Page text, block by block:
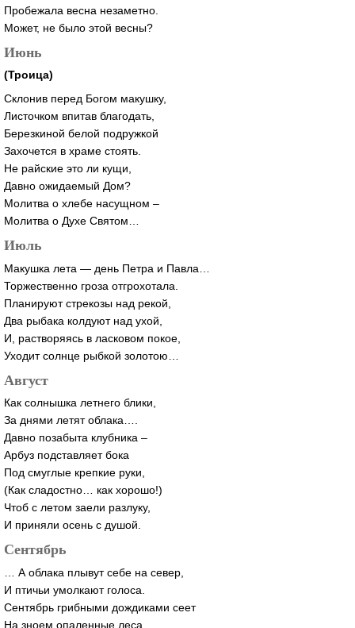
Пробежала весна незаметно.
Может, не было этой весны?
Июнь
(Троица)
Склонив перед Богом макушку,
Листочком впитав благодать,
Березкиной белой подружкой
Захочется в храме стоять.
Не райские это ли кущи,
Давно ожидаемый Дом?
Молитва о хлебе насущном –
Молитва о Духе Святом…
Июль
Макушка лета — день Петра и Павла…
Торжественно гроза отгрохотала.
Планируют стрекозы над рекой,
Два рыбака колдуют над ухой,
И, растворяясь в ласковом покое,
Уходит солнце рыбкой золотою…
Август
Как солнышка летнего блики,
За днями летят облака….
Давно позабыта клубника –
Арбуз подставляет бока
Под смуглые крепкие руки,
(Как сладостно… как хорошо!)
Чтоб с летом заели разлуку,
И приняли осень с душой.
Сентябрь
… А облака плывут себе на север,
И птичьи умолкают голоса.
Сентябрь грибными дождиками сеет
На зноем опаленные леса.